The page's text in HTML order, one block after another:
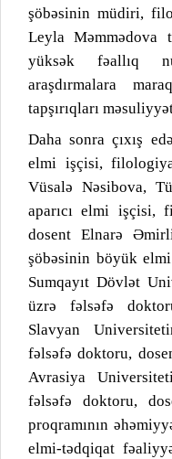
şöbəsinin müdiri,
Leyla Məmmədova
yüksək fəallıq
araşdırmalara
tapşırıqları
Daha sonra çıxış
elmi işçisi,
Vüsalə Nəsibova,
aparıcı elmi işçisi,
dosent Elnarə
şöbəsinin böyük
Sumqayıt Dövlət
üzrə fəlsəfə
Slavyan
fəlsəfə doktoru,
Avrasiya
fəlsəfə doktoru,
proqramının
elmi-tədqiqat